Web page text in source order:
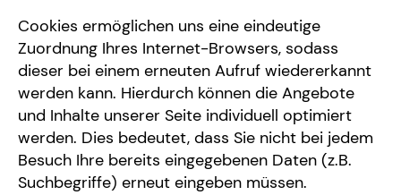
Cookies ermöglichen uns eine eindeutige
Zuordnung Ihres Internet-Browsers, sodass
dieser bei einem erneuten Aufruf wiedererkannt
werden kann. Hierdurch können die Angebote
und Inhalte unserer Seite individuell optimiert
werden. Dies bedeutet, dass Sie nicht bei jedem
Besuch Ihre bereits eingegebenen Daten (z.B.
Suchbegriffe) erneut eingeben müssen.